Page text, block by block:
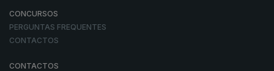
CONCURSOS
PERGUNTAS FREQUENTES
CONTACTOS
CONTACTOS